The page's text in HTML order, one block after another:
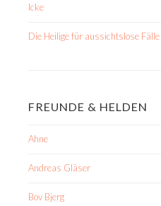
Icke
Die Heilige für aussichtslose Fälle
FREUNDE & HELDEN
Ahne
Andreas Gläser
Bov Bjerg